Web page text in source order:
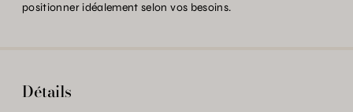
positionner idéalement selon vos besoins.
Détails